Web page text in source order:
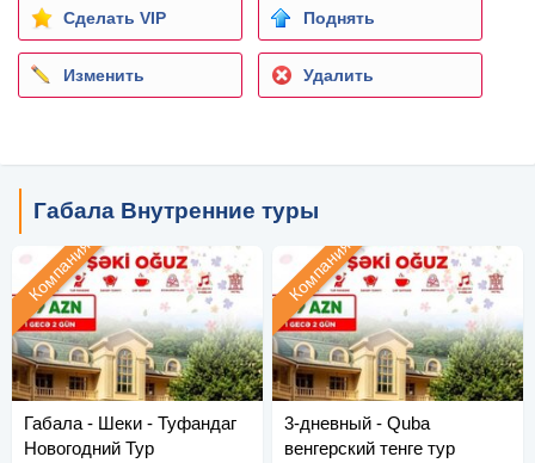
Сделать VIP Поднять
Изменить Удалить
Габала Внутренние туры
Габала - Шеки - Туфандаг
Новогодний Тур
Компания
3-дневный - Quba
венгерский тенге тур
Компания